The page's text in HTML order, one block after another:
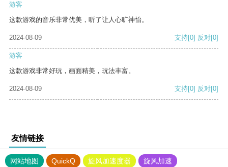
游客
这款游戏的音乐非常优美，听了让人心旷神怡。
2024-08-09 支持[0] 反对[0]
游客
这款游戏非常好玩，画面精美，玩法丰富。
2024-08-09 支持[0] 反对[0]
友情链接
网站地图 QuickQ 旋风加速度器
旋风加速